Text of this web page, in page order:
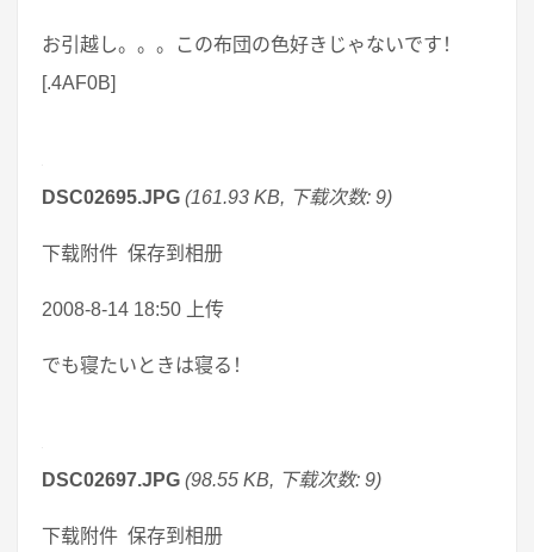
お引越し。。。この布団の色好きじゃないです！
[.4AF0B]
DSC02695.JPG (161.93 KB, 下载次数: 9)
下载附件 保存到相册
2008-8-14 18:50 上传
でも寝たいときは寝る！
DSC02697.JPG (98.55 KB, 下载次数: 9)
下载附件 保存到相册